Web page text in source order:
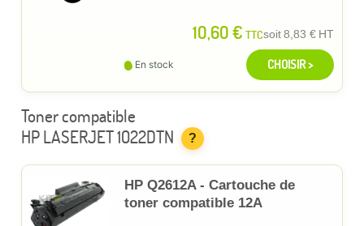
10,60 € TTCsoit8,83 € HT
En stock CHOISIR >
Toner compatible
HP LASERJET 1022DTN
?
HP Q2612A - Cartouche de
toner compatible 12A